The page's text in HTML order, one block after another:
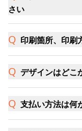
さい
印刷箇所、印刷
デザインはどこ
支払い方法は何